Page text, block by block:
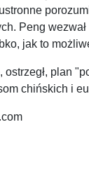
Peng
jak to
ostrzegł, plan
chińskich i